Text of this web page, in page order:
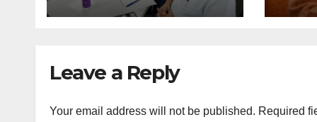
Leave a Reply
Your email address will not be published. Required